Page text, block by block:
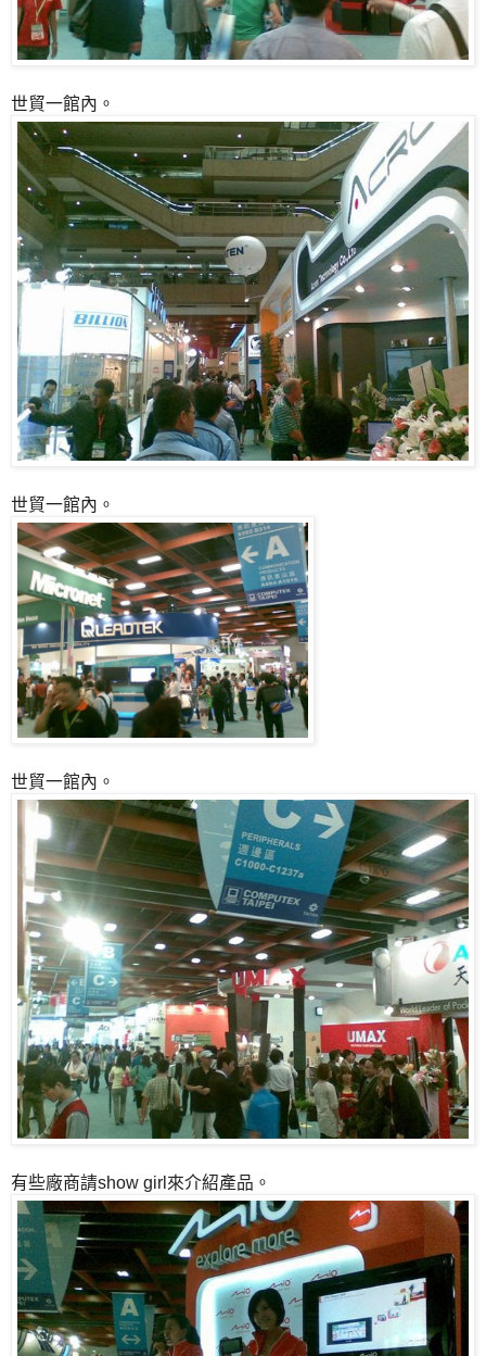
世貿一館內。
世貿一館內。
世貿一館內。
有些廠商請show girl來介紹產品。